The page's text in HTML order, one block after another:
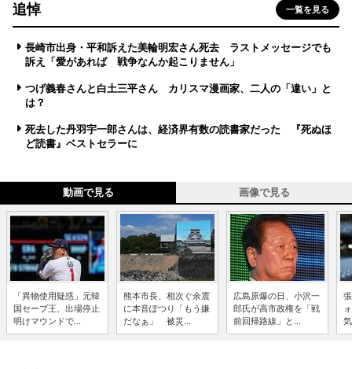
追悼 一覧を見る
長崎市出身・平和訴えた美輪明宏さん死去 ラストメッセージでも
訴え「愛があれば 戦争なんか起こりません」
つげ義春さんと白土三平さん カリスマ漫画家、二人の「違い」と
は？
死去した丹羽宇一郎さんは、経済界有数の読書家だった 『死ぬほ
ど読書』ベストセラーに
動画で見る 画像で見る
「異物使用疑惑」元韓
国セーブ王、出場停止
明けマウンドで...
熊本市長、相次ぐ余震
に本音ぽつり「もう嫌
だなぁ」 被災...
広島原爆の日、小沢一
郎氏が高市政権を「戦
前回帰路線」と...